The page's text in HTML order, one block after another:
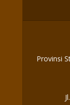
Provinsi